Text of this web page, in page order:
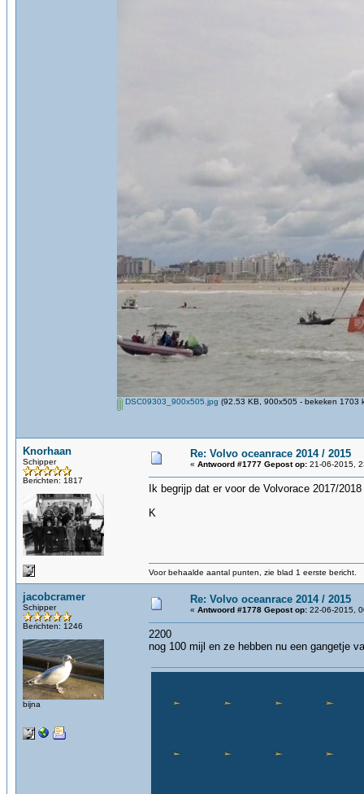
DSC09303_900x505.jpg (92.53 KB, 900x505 - bekeken 1703
Knorhaan
Schipper
Berichten: 1817
Re: Volvo oceanrace 2014 / 2015
« Antwoord #1777 Gepost op: 21-06-2015,
Ik begrijp dat er voor de Volvorace 2017/
K
Voor behaalde aantal punten, zie blad 1 eerste bericht.
jacobcramer
Schipper
Berichten: 1246
bijna
Re: Volvo oceanrace 2014 / 2015
« Antwoord #1778 Gepost op: 22-06-2015,
2200
nog 100 mijl en ze hebben nu een gangetje